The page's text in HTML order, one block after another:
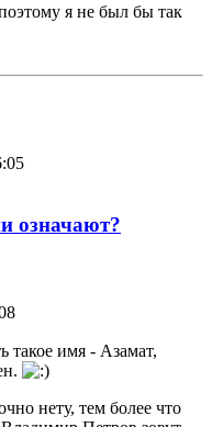
я не был бы так
означают?
такое имя - Азамат,
нету, тем более что